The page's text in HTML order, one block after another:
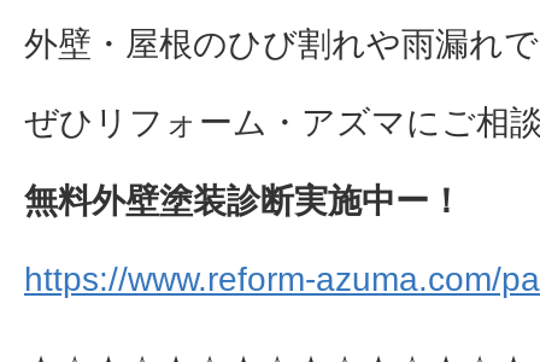
外壁・屋根のひび割れや雨漏れ
ぜひリフォーム・アズマにご相
無料外壁塗装診断実施中ー！
https://www.reform-azuma.com/